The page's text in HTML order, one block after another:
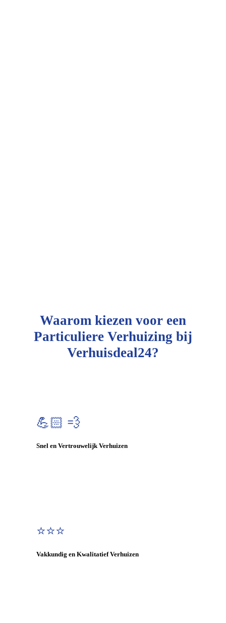
Waarom kiezen voor een
Particuliere Verhuizing bij
Verhuisdeal24?
💪🏻 💨
Snel en Vertrouwelijk Verhuizen
⭐⭐⭐
Vakkundig en Kwalitatief Verhuizen